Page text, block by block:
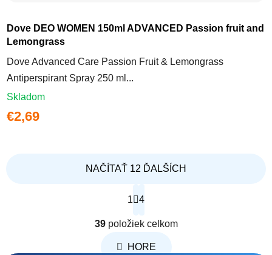
Dove DEO WOMEN 150ml ADVANCED Passion fruit and
Lemongrass
Dove Advanced Care Passion Fruit & Lemongrass
Antiperspirant Spray 250 ml...
Skladom
€2,69
NAČÍTAŤ 12 ĎALŠÍCH
1 4
39položiek celkom
HORE